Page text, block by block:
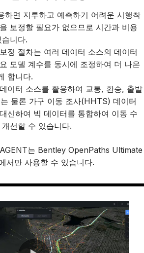
하면 지루하고 예측하기 어려운 시행착
보정할 필요가 없으므로 시간과 비용
니다.
정 절차는 여러 데이터 소스의 데이터
모델 계수를 동시에 조정하여 더 나은
합니다.
이터 소스를 활용하여 교통, 환승, 출발
물론 가구 이동 조사(HHTS) 데이터
신하여 빅 데이터를 통합하여 이동 수
선할 수 있습니다.
는 Bentley OpenPaths Ultimate
서만 사용할 수 있습니다.